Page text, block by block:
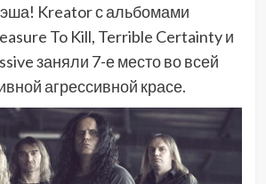
Kreator с альбомами
To Kill, Terrible Certainty и
заняли 7-е место во всей
агрессивной красе.